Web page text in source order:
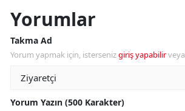
Yorumlar
Takma Ad
Yorum yapmak için, istersenizgiriş yapabilirveya
Yorum Yazın (500 Karakter)